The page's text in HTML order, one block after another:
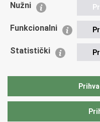
Udruge
Policijska akademija
Zaklada policijske
Vučetić"
Nužni
Funkcionalni
Statistički